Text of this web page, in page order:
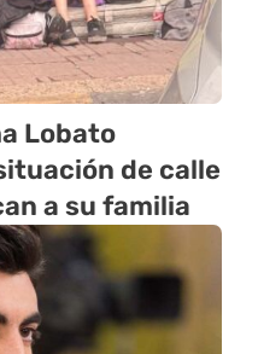
Lobato
de calle
a su familia